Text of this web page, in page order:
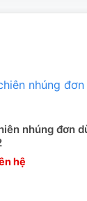
DF13-17
thông minh, với
thước khác
nhúng đơn
hệ